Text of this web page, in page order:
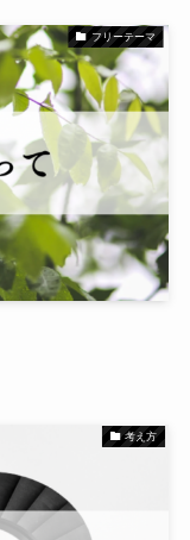
フリーテーマ
考え方